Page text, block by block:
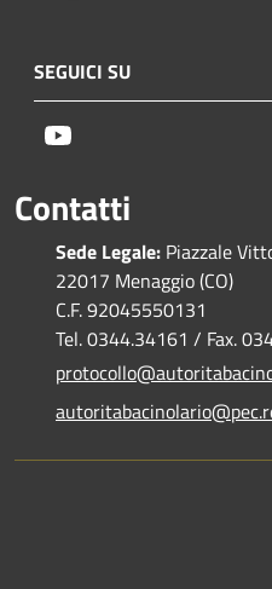
SEGUICI SU
Contatti
Sede Legale: Piazzale
22017 Menaggio (CO)
C.F. 92045550131
Tel. 0344.34161 / Fax.